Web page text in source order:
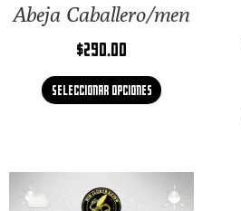
Abeja Caballero/men
$290.00
Seleccionar opciones